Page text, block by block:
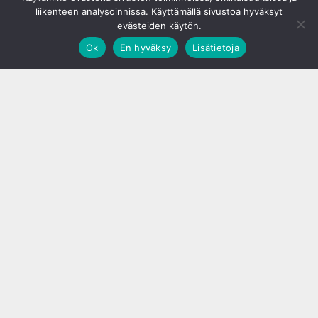
liikenteen analysoinnissa. Käyttämällä sivustoa hyväksyt
evästeiden käytön.
Ok
En hyväksy Lisätietoja